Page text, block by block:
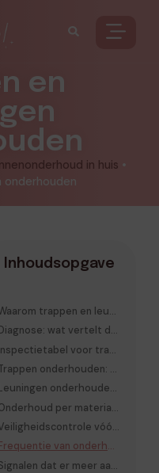
en
in huis •
onderhouden
Inhoudsopgave
Waarom trappen en leuningen slijten zoals ze slijten
Diagnose: wat vertelt de trap je eigenlijk?
Inspectietabel voor trappen en leuningen
Trappen onderhouden: wat je niet mag overslaan
Leuningen onderhouden: meer dan alleen stevigheid testen
Onderhoud per materiaaltype
Veiligheidscontrole vóór gebruiksbelasting
Frequentie van onderhoud: realistisch schema
Signalen dat er meer aan de hand is dan slijtage